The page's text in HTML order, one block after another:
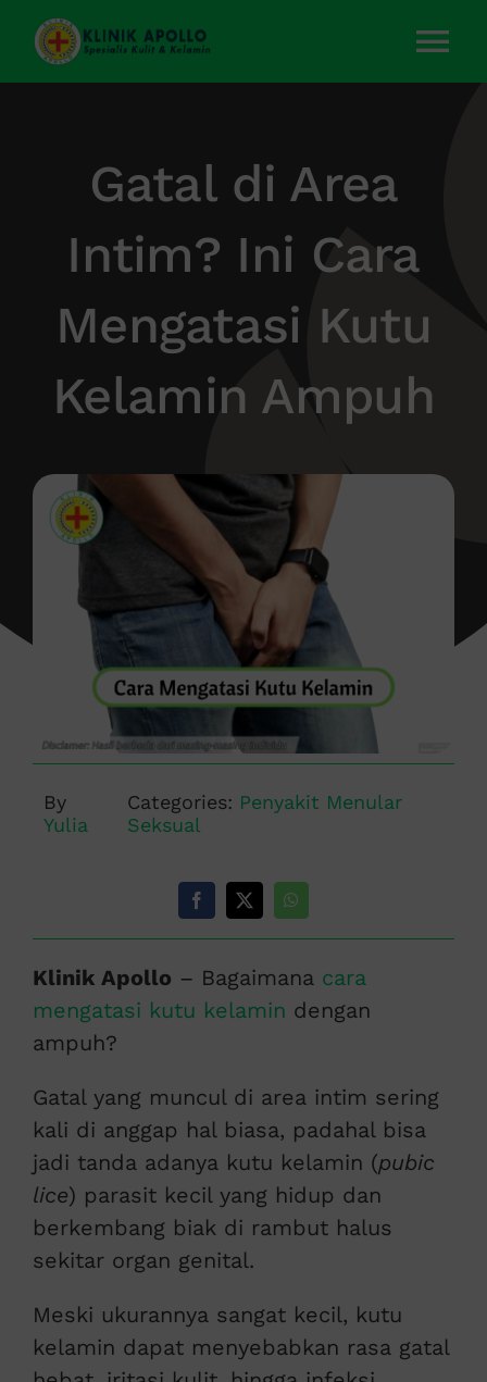
Skip
content
Layanan Kami
Tentang Kami
Artikel
Kontak Kami
Gatal di Area
Intim? Ini Cara
Mengatasi Kutu
Kelamin Ampuh
By
Yulia
Categories: Penyakit Menular
Seksual
Klinik Apollo – Bagaimana cara
mengatasi kutu kelamin dengan
ampuh?
Gatal yang muncul di area intim sering
kali di anggap hal biasa, padahal bisa
jadi tanda adanya kutu kelamin (pubic
lice) parasit kecil yang hidup dan
berkembang biak di rambut halus
sekitar organ genital.
Meski ukurannya sangat kecil, kutu
kelamin dapat menyebabkan rasa gatal